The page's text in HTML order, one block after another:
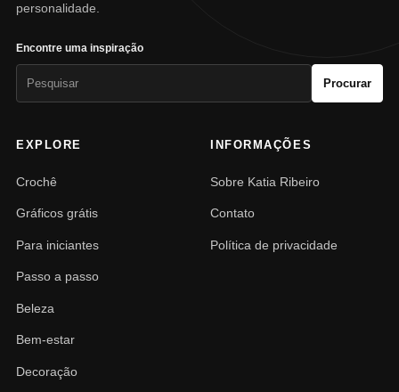
personalidade.
Encontre uma inspiração
Procurar
EXPLORE
Crochê
Gráficos grátis
Para iniciantes
Passo a passo
Beleza
Bem-estar
Decoração
INFORMAÇÕES
Sobre Katia Ribeiro
Contato
Política de privacidade